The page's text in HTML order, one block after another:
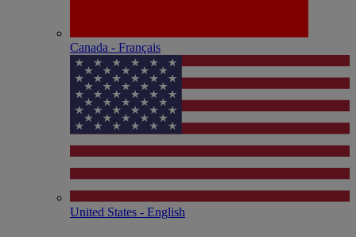
Canada - Français
United States - English